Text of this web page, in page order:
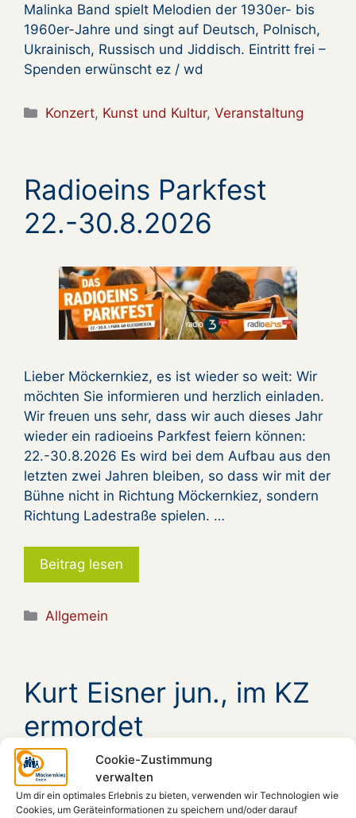
Cookie-Zustimmung
verwalten
Um dir ein optimales Erlebnis zu bieten, verwenden wir Technologien wie
Cookies, um Geräteinformationen zu speichern und/oder darauf
Malinka Band spielt Melodien der 1930er- bis
1960er-Jahre und singt auf Deutsch, Polnisch,
Ukrainisch, Russisch und Jiddisch. Eintritt frei –
Spenden erwünscht ez / wd
Kategorien
Konzert, Kunst und Kultur,Veranstaltung
Radioeins Parkfest
22.-30.8.2026
Lieber Möckernkiez, es ist wieder so weit: Wir
möchten Sie informieren und herzlich einladen.
Wir freuen uns sehr, dass wir auch dieses Jahr
wieder ein radioeins Parkfest feiern können:
22.-30.8.2026 Es wird bei dem Aufbau aus den
letzten zwei Jahren bleiben, so dass wir mit der
Bühne nicht in Richtung Möckernkiez, sondern
Richtung Ladestraße spielen. …
Beitrag lesen
Kategorien
Allgemein
Kurt Eisner jun., im KZ
ermordet